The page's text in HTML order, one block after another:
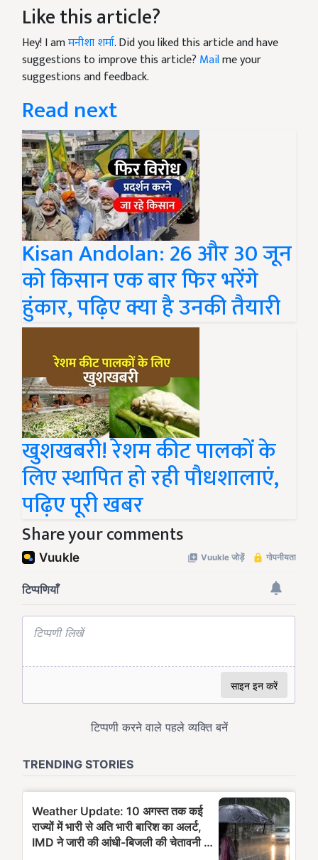
Like this article?
Hey! I amमनीशा शर्मा. Did you liked this article and have
suggestions to improve this article? Mailme your
suggestions and feedback.
Read next
Kisan Andolan: 26 और 30 जून
को किसान एक बार फिर भरेंगे
हुंकार, पढ़िए क्या है उनकी तैयारी
खुशखबरी! रेशम कीट पालकों के
लिए स्थापित हो रही पौधशालाएं,
पढ़िए पूरी खबर
Share your comments